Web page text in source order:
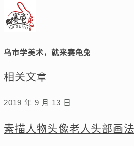
乌市学美术，就来赛龟兔
相关文章
2019 年 9 月 13 日
素描人物头像老人头部画法